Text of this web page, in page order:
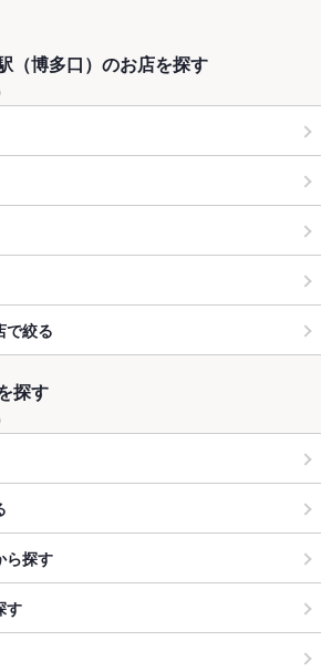
（博多口）のお店を探す
で絞る
探す
ら探す
す